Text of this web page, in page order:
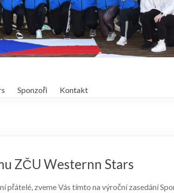
Sponzoři Kontakt
ZČU Westernn Stars
přátelé, zveme Vás tímto na výroční zasedání